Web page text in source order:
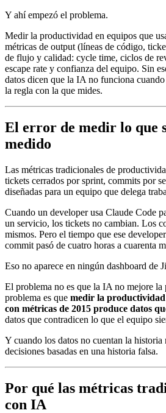
Y ahí empezó el problema.
Medir la productividad en equipos que
métricas de output (líneas de código,
de flujo y calidad: cycle time, ciclos de
escape rate y confianza del equipo. Sin
datos dicen que la IA no funciona
la regla con la que mides.
El error de medir lo que
medido
Las métricas tradicionales de
tickets cerrados por sprint, commits por
diseñadas para un equipo que delega
Cuando un developer usa Claude Code
un servicio, los tickets no cambian. Los
mismos. Pero el tiempo que ese
commit pasó de cuatro horas a cuarenta
Eso no aparece en ningún dashboard de
El problema no es que la IA no mejore
problema es que medir la
con métricas de 2015 produce datos
datos que contradicen lo que el equipo
Y cuando los datos no cuentan la
decisiones basadas en una historia falsa.
Por qué las métricas
con IA